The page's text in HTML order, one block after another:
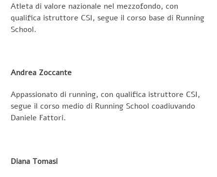
Atleta di valore nazionale nel mezzofondo, con
qualifica istruttore CSI, segue il corso base di Running
School.
Andrea Zoccante
Appassionato di running, con qualifica istruttore CSI,
segue il corso medio di Running School coadiuvando
Daniele Fattori.
Diana Tomasi